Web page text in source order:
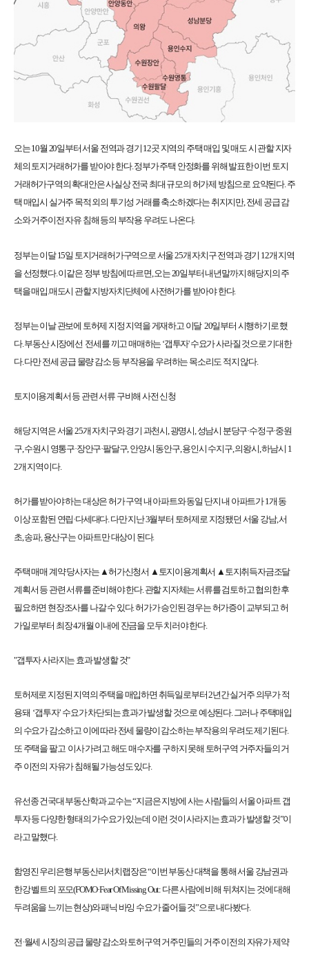
오는 10월 20일부터 서울 전역과 경기 12곳 지역의 주택 매입 및 매도 시 관할 지자
체의 토지거래허가를 받아야 한다. 정부가 주택 안정화를 위해 발표한 이번 토지
거래허가구역의 확대안은 사실상 전국 최대 규모의 허가제 방침으로 요약된다. 주
택 매입시 실거주 목적 외의 투기성 거래를 축소하겠다는 취지지만, 전세 공급 감
소와 거주이전 자유 침해 등의 부작용 우려도 나온다.
정부는 이달 15일 토지거래허가구역으로 서울 25개 자치구 전역과 경기 12개 지역
을 선정했다. 이같은 정부 방침에 따르면, 오는 20일부터 내년말까지 해당지의 주
택을 매입.매도시 관할 지방자치단체에 사전허가를 받아야 한다.
정부는 이날 관보에 토허제 지정 지역을 게재하고 이달 20일부터 시행하기로 했
다. 부동산 시장에선 전세를 끼고 매매하는 ‘갭투자' 수요가 사라질 것으로 기대한
다. 다만 전세 공급 물량 감소 등 부작용을 우려하는 목소리도 적지 않다.
토지이용계획서 등 관련 서류 구비해 사전 신청
해당 지역은 서울 25개 자치구와 경기 과천시, 광명시, 성남시 분당구·수정구·중원
구, 수원시 영통구·장안구·팔달구, 안양시 동안구, 용인시 수지구, 의왕시, 하남시 1
2개 지역이다.
허가를 받아야 하는 대상은 허가 구역 내 아파트와 동일 단지 내 아파트가 1개 동
이상 포함된 연립·다세대다. 다만 지난 3월부터 토허제로 지정됐던 서울 강남, 서
초, 송파, 용산구는 아파트만 대상이 된다.
주택 매매 계약 당사자는 ▲허가신청서 ▲토지이용계획서 ▲토지취득자금조달
계획서 등 관련 서류를 준비해야 한다. 관할 지자체는 서류를 검토하고 협의한 후
필요하면 현장조사를 나갈 수 있다. 허가가 승인된 경우는 허가증이 교부되고 허
가일로부터 최장 4개월 이내에 잔금을 모두 치러야 한다.
"갭투자 사라지는 효과 발생할 것"
토허제로 지정된 지역의 주택을 매입하면 취득일로부터 2년간 실거주 의무가 적
용돼 ‘갭투자’ 수요가 차단되는 효과가 발생할 것으로 예상된다. 그러나 주택매입
의 수요가 감소하고 이에 따라 전세 물량이 감소하는 부작용의 우려도 제기된다.
또 주택을 팔고 이사 가려고 해도 매수자를 구하지 못해 토허구역 거주자들의 거
주 이전의 자유가 침해될 가능성도 있다.
유선종 건국대 부동산학과 교수는 “지금은 지방에 사는 사람들의 서울 아파트 갭
투자 등 다양한 형태의 가수요가 있는데 이런 것이 사라지는 효과가 발생할 것”이
라고 말했다.
함영진 우리은행 부동산리서치랩장은 “이번 부동산 대책을 통해 서울 강남권과
한강 벨트의 포모(FOMO·Fear Of Missing Out: 다른 사람에 비해 뒤쳐지는 것에 대해
두려움을 느끼는 현상)와 패닉 바잉 수요가 줄어들 것”으로 내다봤다.
전·월세 시장의 공급 물량 감소와 토허구역 거주민들의 거주 이전의 자유가 제약